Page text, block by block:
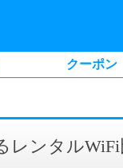
クーポン
レンタルWiFi